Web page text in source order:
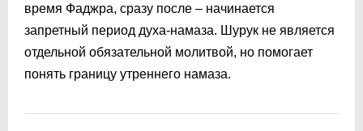
время Фаджра, сразу после – начинается
запретный период духа-намаза. Шурук не является
отдельной обязательной молитвой, но помогает
понять границу утреннего намаза.